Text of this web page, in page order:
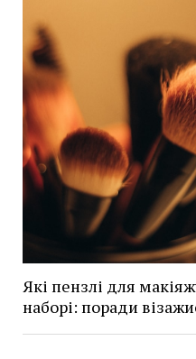
Які пензлі для
наборі: поради